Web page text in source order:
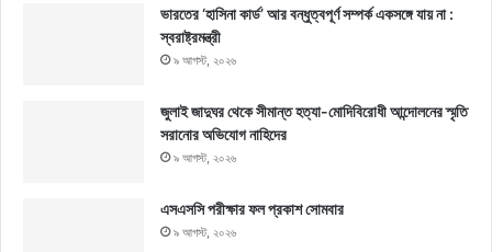
ভারতের ‘হাসিনা কার্ড’ আর বন্ধুত্বপূর্ণ সম্পর্ক একসঙ্গে যায় না :
স্বরাষ্ট্রমন্ত্রী
৯ আগস্ট, ২০২৬
জুলাই জাদুঘর থেকে সীমান্ত হত্যা-মোদিবিরোধী আন্দোলনের স্মৃতি
সরানোর অভিযোগ নাহিদের
৯ আগস্ট, ২০২৬
এসএসসি পরীক্ষার ফল প্রকাশ সোমবার
৯ আগস্ট, ২০২৬